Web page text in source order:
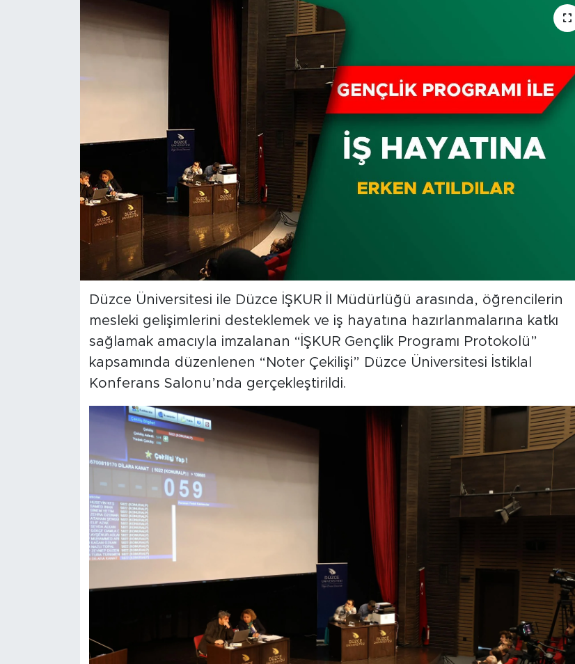
Düzce Üniversitesi ile Düzce İŞKUR İl Müdürlüğü arasında, öğrencilerin
mesleki gelişimlerini desteklemek ve iş hayatına hazırlanmalarına katkı
sağlamak amacıyla imzalanan “İŞKUR Gençlik Programı Protokolü”
kapsamında düzenlenen “Noter Çekilişi” Düzce Üniversitesi İstiklal
Konferans Salonu’nda gerçekleştirildi.